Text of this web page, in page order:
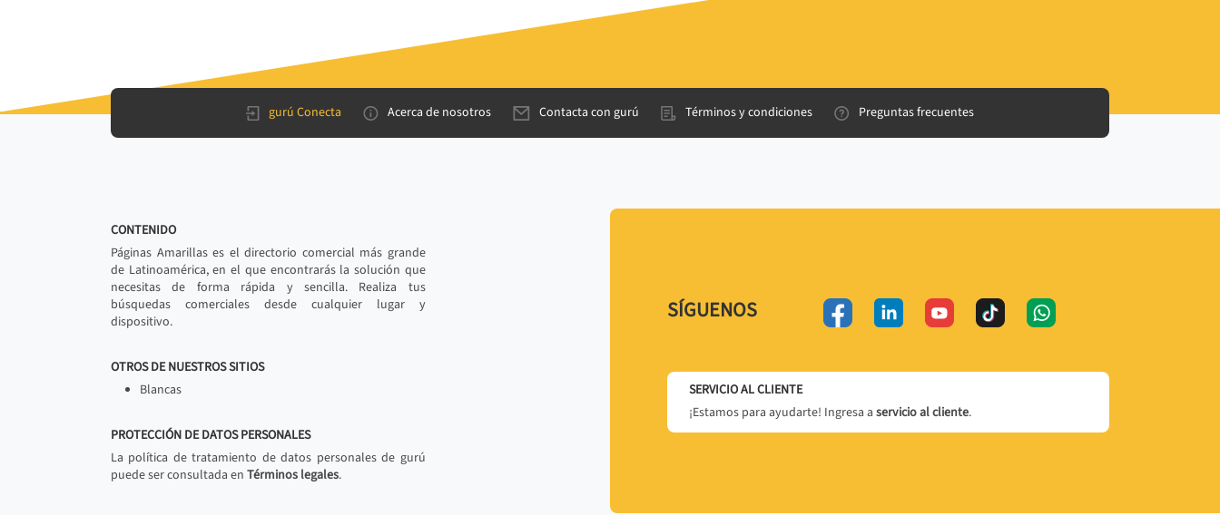
gurú Conecta Acerca de nosotros Contacta con gurú Términos y condiciones Preguntas frecuentes
CONTENIDO
Páginas Amarillas es el directorio comercial más grande
de Latinoamérica, en el que encontrarás la solución que
necesitas de forma rápida y sencilla. Realiza tus
búsquedas comerciales desde cualquier lugar y
dispositivo.
OTROS DE NUESTROS SITIOS
Blancas
PROTECCIÓN DE DATOS PERSONALES
La política de tratamiento de datos personales de gurú
puede ser consultada en Términos legales.
SÍGUENOS
SERVICIO AL CLIENTE
¡Estamos para ayudarte! Ingresa a servicio al cliente.